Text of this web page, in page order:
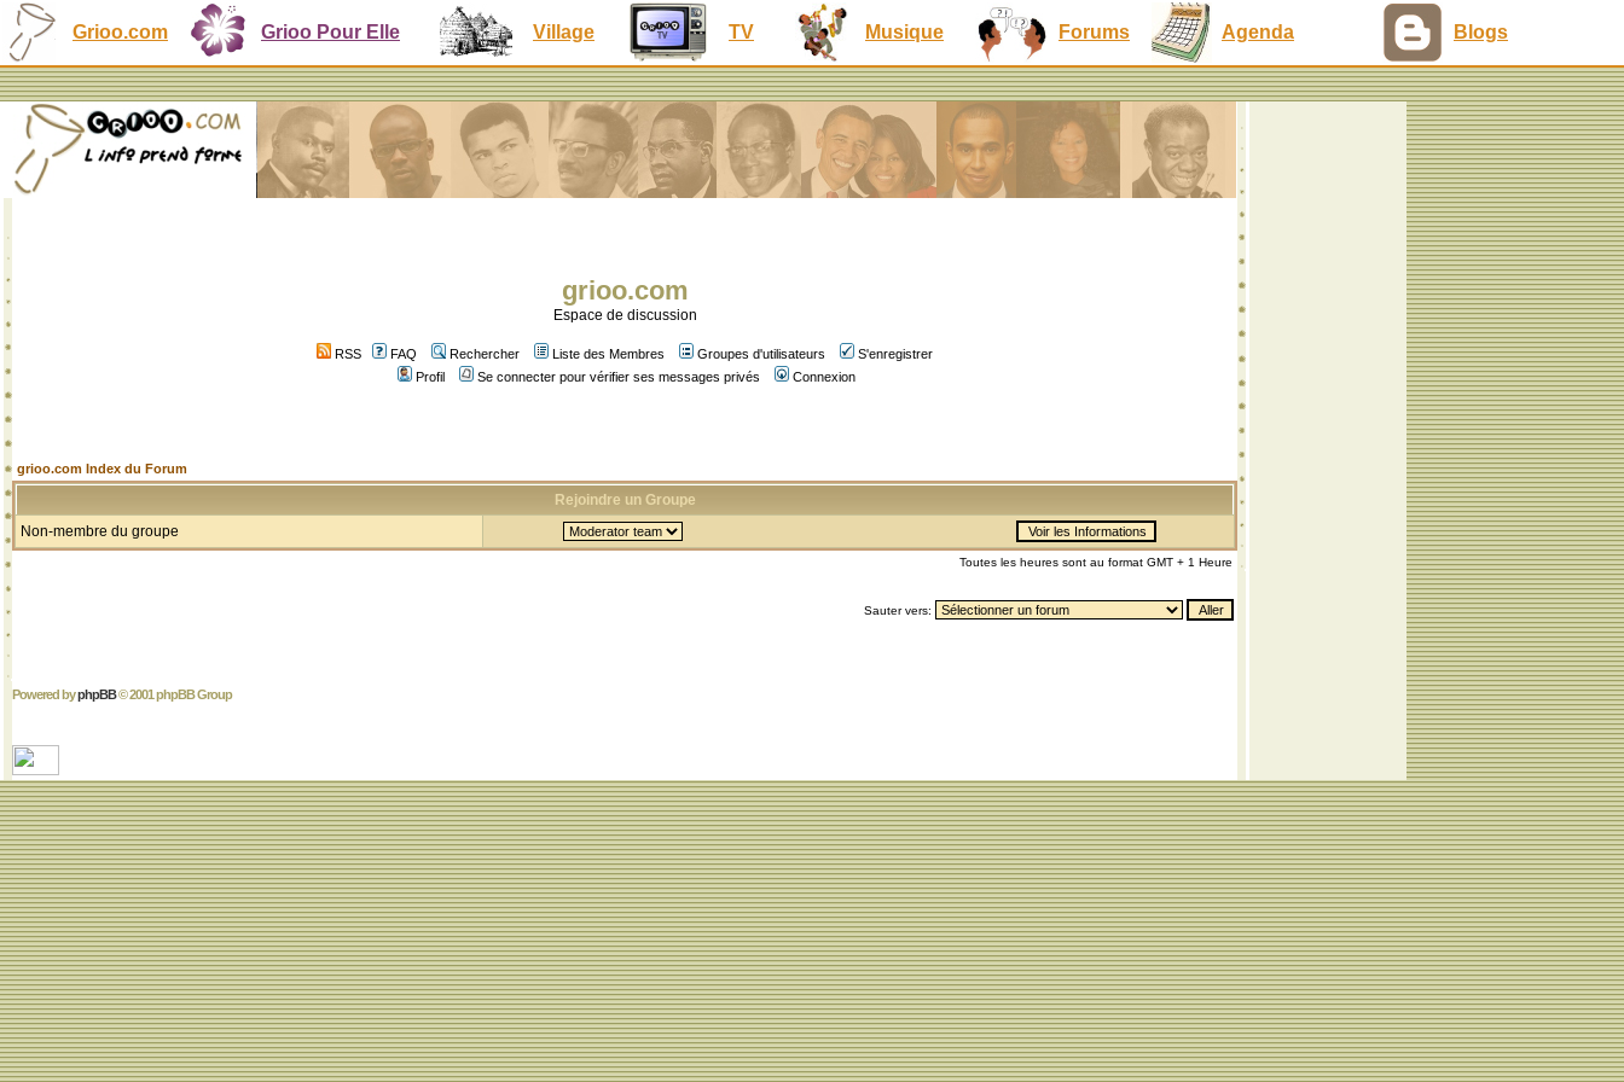
Grioo.com Grioo Pour Elle Village TV Musique Forums Agenda Blogs
grioo.com
Espace de discussion
RSS FAQ Rechercher Liste des Membres Groupes d'utilisateurs
S'enregistrer
Profil
Se connecter pour vérifier ses messages privés Connexion
grioo.com Index du Forum
Rejoindre un Groupe
Non-membre du groupe
Toutes les heures sont au format GMT + 1 Heure
Sauter vers:
Powered byphpBB© 2001 phpBB Group